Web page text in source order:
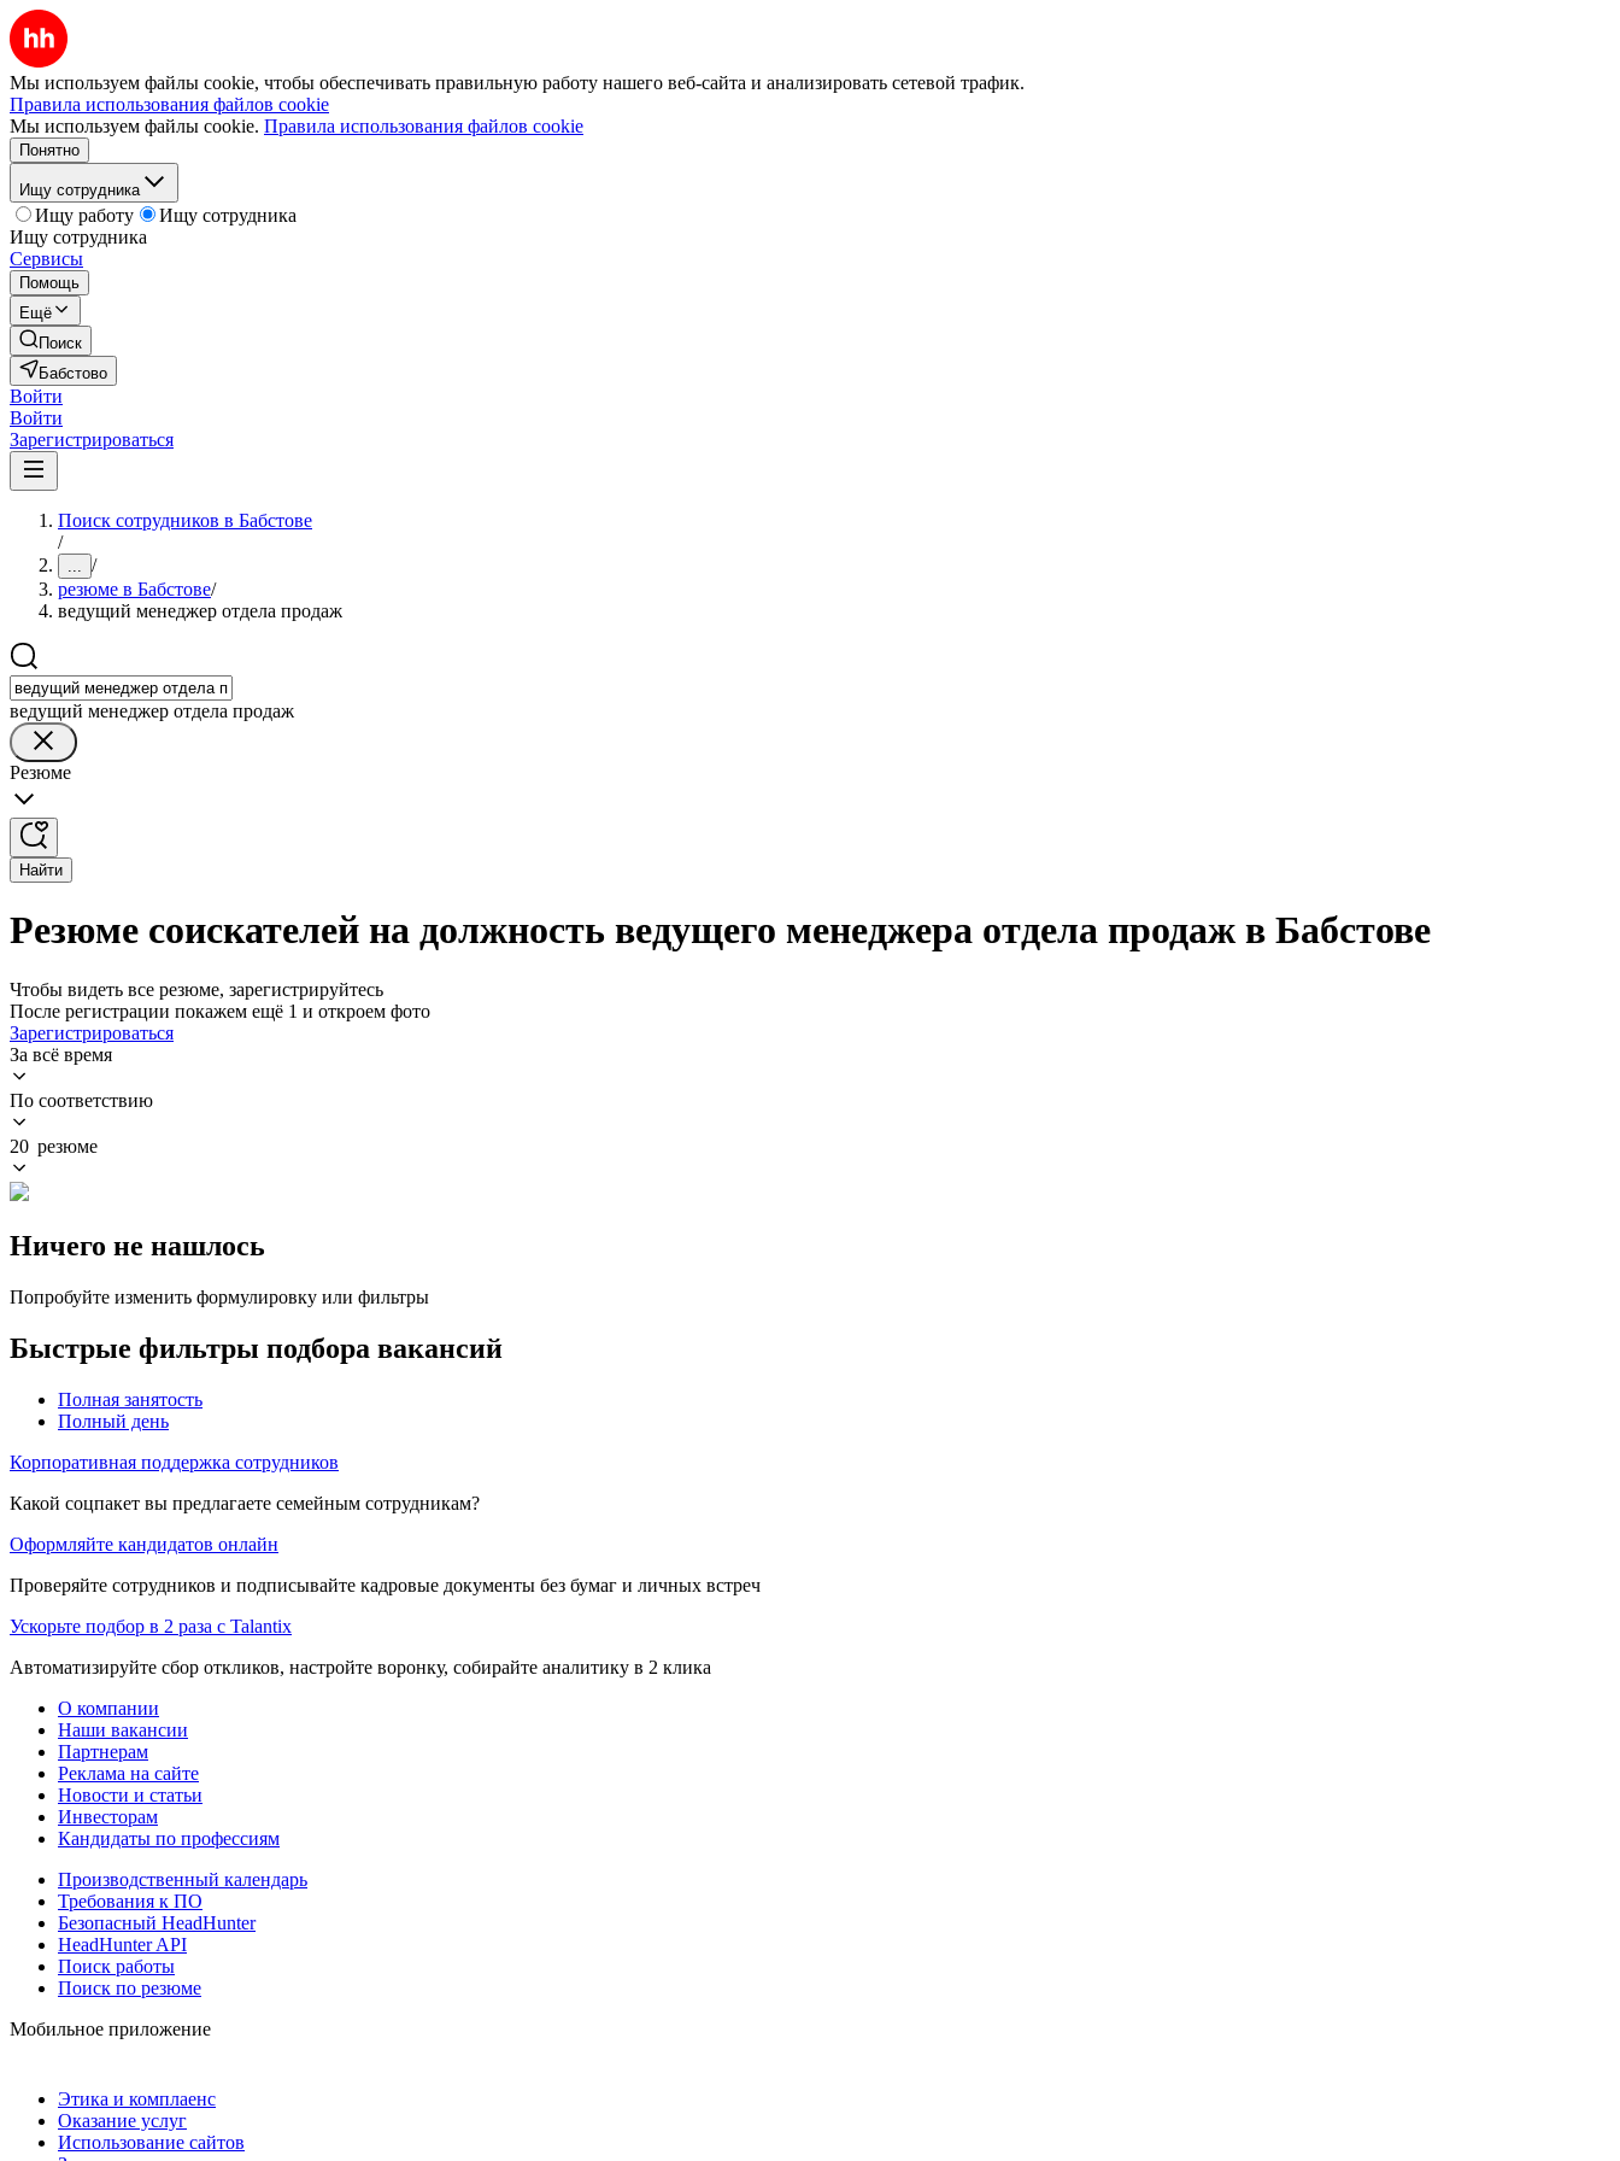
Мы используем файлы cookie, чтобы обеспечивать правильную работу нашего веб-сайта и анализировать сетевой трафик.
Правила использования файлов cookie
Мы используем файлы cookie. Правила использования файлов cookie
Понятно
Ищу сотрудника
Ищу работу
Ищу сотрудника
Ищу сотрудника
Сервисы
Помощь
Ещё
Поиск
Бабстово
Войти
Войти
Зарегистрироваться
Поиск сотрудников в Бабстове
/
... /
резюме в Бабстове/
ведущий менеджер отдела продаж
ведущий менеджер отдела продаж
Резюме
Найти
Резюме соискателей на должность ведущего менеджера отдела продаж в Бабстове
Чтобы видеть все резюме, зарегистрируйтесь
После регистрации покажем ещё 1 и откроем фото
Зарегистрироваться
За всё время
По соответствию
20 резюме
Ничего не нашлось
Попробуйте изменить формулировку или фильтры
Быстрые фильтры подбора вакансий
Полная занятость
Полный день
Корпоративная поддержка сотрудников
Какой соцпакет вы предлагаете семейным сотрудникам?
Оформляйте кандидатов онлайн
Проверяйте сотрудников и подписывайте кадровые документы без бумаг и личных встреч
Ускорьте подбор в 2 раза с Talantix
Автоматизируйте сбор откликов, настройте воронку, собирайте аналитику в 2 клика
О компании
Наши вакансии
Партнерам
Реклама на сайте
Новости и статьи
Инвесторам
Кандидаты по профессиям
Производственный календарь
Требования к ПО
Безопасный HeadHunter
HeadHunter API
Поиск работы
Поиск по резюме
Мобильное приложение
Этика и комплаенс
Оказание услуг
Использование сайтов